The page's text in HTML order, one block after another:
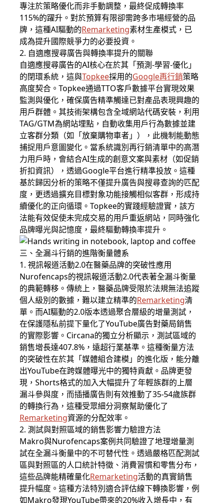
專注於策略優化而非手動調整，最終促成轉換率
115%的躍升。對於預算有限卻需跨多市場經營的品
牌，這種AI驅動的Remarketing素材生產模式，已
成為提升國際競爭力的必要投資。
2. 自適應搜尋廣告與轉換率提升的關聯
自適應搜尋廣告的AI核心在於其「預測-學習-優化」
的閉環系統，這與Topkee採用的Google再行銷策略
高度契合。Topkee通過TTO客戶數據平台實現效果
監測與優化，確保廣告精準觸達已對產品表現興趣的
用戶群體。其技術架構包含全域網站代碼安裝，利用
TAG/GTM為網站埋點，自動收集用戶行為數據並建
立客群分類（如「放棄購物車者」），此機制能動態
捕捉用戶意圖變化。當系統識別再行銷清單中的高潛
力用戶時，會結合AI生成的創意文案與素材（如促銷
折扣資訊），透過Google平台進行精準投放。這種
基於歸因分析的策略不僅提升廣告與搜尋查詢的匹配
度，更透過擴充目標對象功能接觸相似客群，形成持
續優化的正向循環。Topkee的實踐經驗證實，該方
法能有效促使未完成交易的用戶重返網站，同時強化
品牌曝光與記憶度，最終驅動轉換率提升。
三、全漏斗行銷的進階衡量體系
1. 視訊報道活動2.0在醫藥品牌的突破性應用
Nurofencaps的視訊報道活動2.0代表著全漏斗衡量
的典範轉移。傳統上，醫藥品牌受限於法規無法追蹤
個人級別的數據，難以建立精準的Remarketing清
單。而AI驅動的2.0版本透過聚合層級的增量測試，
在保護隱私前提下量化了YouTube廣告對藥局銷售
的實際影響。Circana的獨立分析顯示，測試區域的
銷售增長達407.8%，遠超行業基準。這種衡量方法
的突破性在於其「媒體組合建模」的進化版，能分離
出YouTube在跨媒體曝光中的獨特貢獻。品牌更發
現，Shorts格式的加入大幅提升了年輕族群的上層
漏斗參與度，而插播廣告則有效推動了35-54歲族群
的轉換行為，這種受眾細分洞察幫助優化了
Remarketing資源的分配效率。
2. 測試與對照區域的銷售影響力驗證方法
Makro與Nurofencaps案例共同驗證了地理增量測
試在全漏斗衡量中的不可替代性。透過嚴格匹配測試
區與對照區的人口統計特徵、消費習慣和零售分布，
這些品牌能精確量化Remarketing活動的真實銷售
提升幅度。這種方法特別適合評估線下轉換影響，例
如Makro發現YouTube帶來的20%收入增長中，有